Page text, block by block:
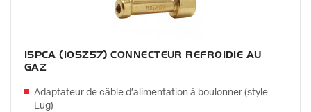
15PCA (105Z57) CONNECTEUR REFROIDIE AU
GAZ
Adaptateur de câble d’alimentation à boulonner (style
Lug)